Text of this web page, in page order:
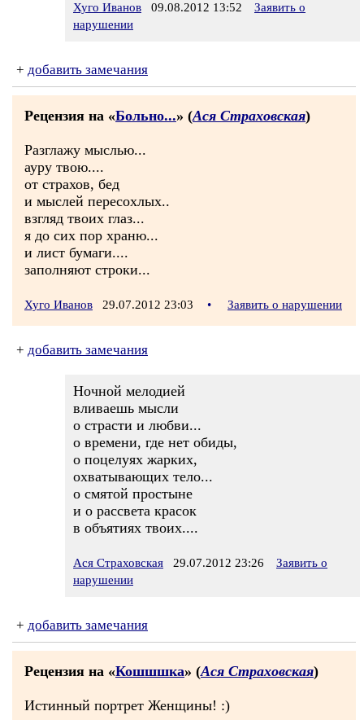
Хуго Иванов 09.08.2012 13:52
Заявить о
нарушении
+ добавить замечания
Рецензия на «Больно...» (Ася Страховская)
Разглажу мыслью...
ауру твою....
от страхов, бед
и мыслей пересохлых..
взгляд твоих глаз...
я до сих пор храню...
и лист бумаги....
заполняют строки...
Хуго Иванов 29.07.2012 23:03 • Заявить о нарушении
+ добавить замечания
Ночной мелодией
вливаешь мысли
о страсти и любви...
о времени, где нет обиды,
о поцелуях жарких,
охватывающих тело...
о смятой простыне
и о рассвета красок
в объятиях твоих....
Ася Страховская 29.07.2012 23:26
Заявить о
нарушении
+ добавить замечания
Рецензия на «Кошшшка» (Ася Страховская)
Истинный портрет Женщины! :)